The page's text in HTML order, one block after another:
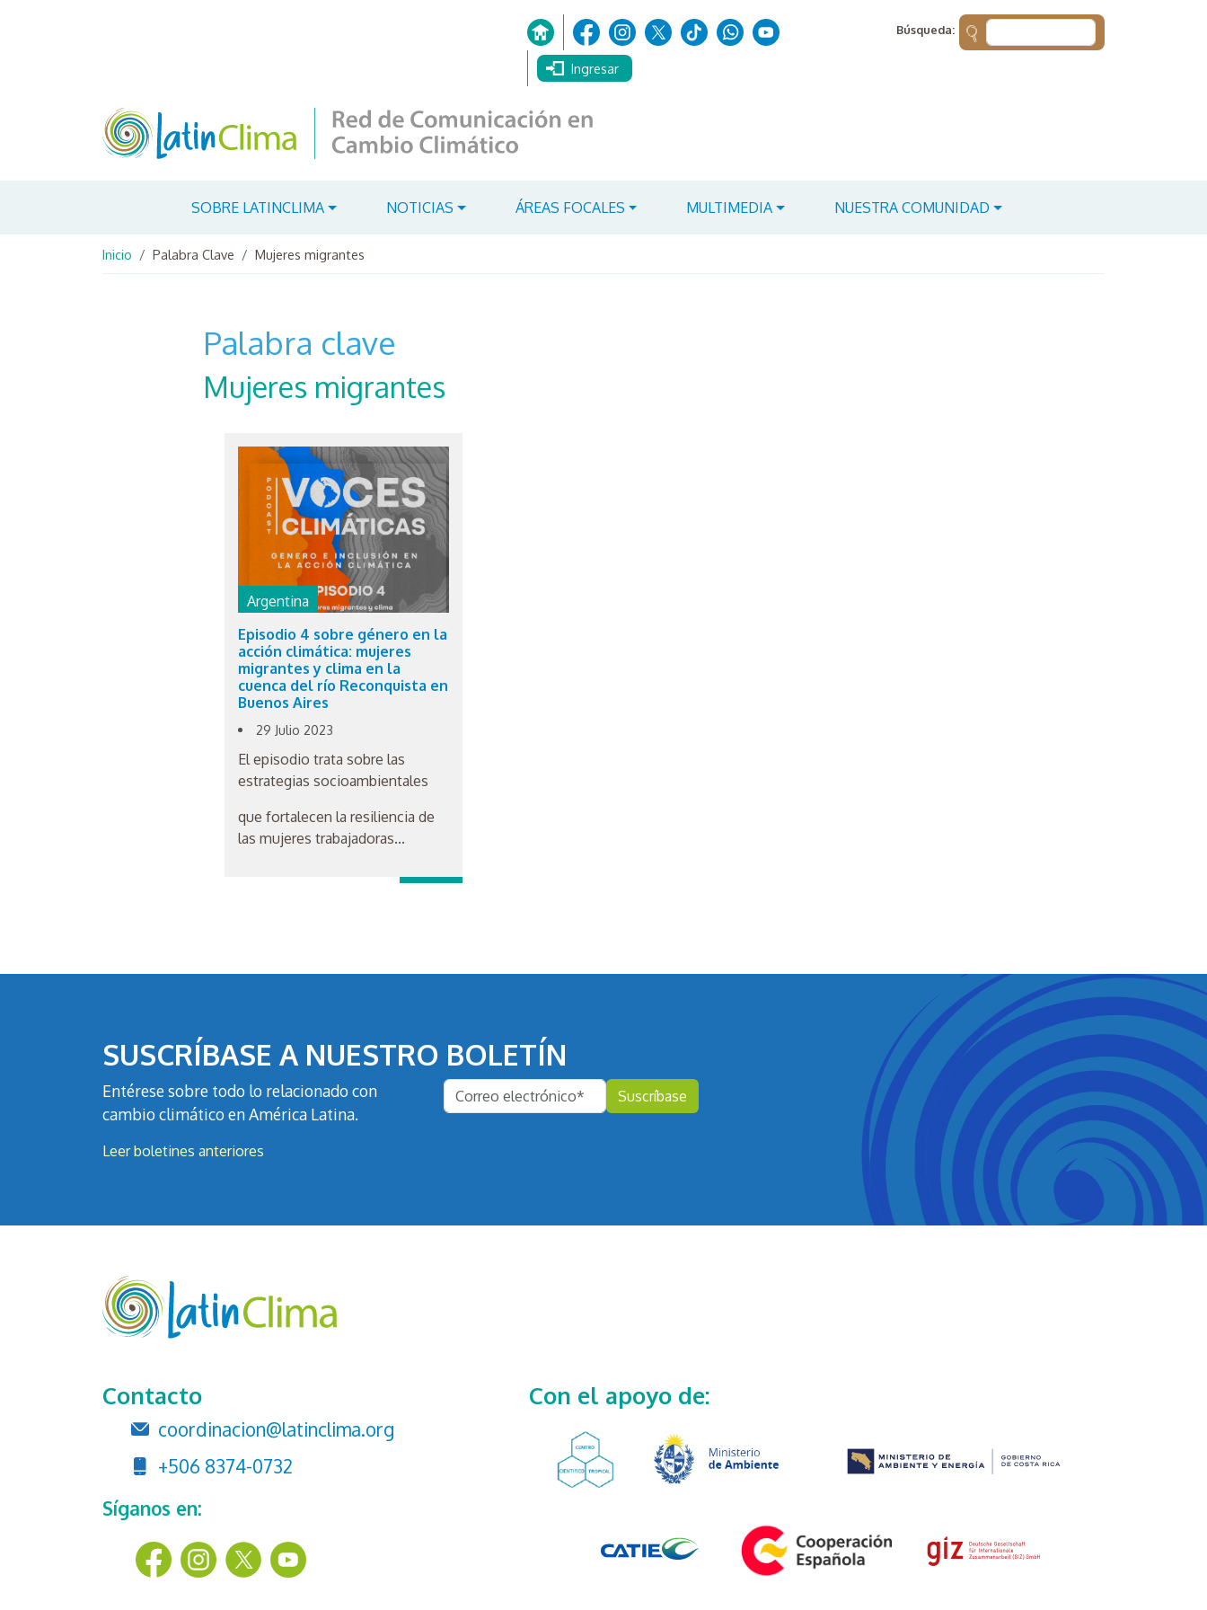
Ingresar
Búsqueda:
Navegación principal
SOBRE LATINCLIMA NOTICIAS ÁREAS FOCALES MULTIMEDIA NUESTRA COMUNIDAD
Ruta de navegación
Inicio Palabra Clave Mujeres migrantes
Palabra clave
Mujeres migrantes
Argentina
Episodio 4 sobre género en la
acción climática: mujeres
migrantes y clima en la
cuenca del río Reconquista en
Buenos Aires
29 Julio 2023
El episodio trata sobre las
estrategias socioambientales
que fortalecen la resiliencia de
las mujeres trabajadoras...
SUSCRÍBASE A NUESTRO BOLETÍN
Entérese sobre todo lo relacionado con
cambio climático en América Latina.
Leer boletines anteriores
Contacto
coordinacion@latinclima.org
+506 8374-0732
Síganos en:
Con el apoyo de: